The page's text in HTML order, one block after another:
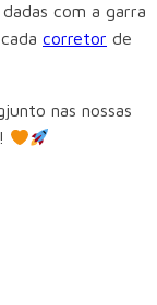
com a garra
corretor de
nas nossas